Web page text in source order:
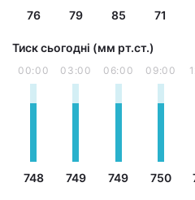
76 79 85 71
Тиск сьогодні (мм рт.ст.)
00:00
748
03:00
749
06:00
749
09:00
750